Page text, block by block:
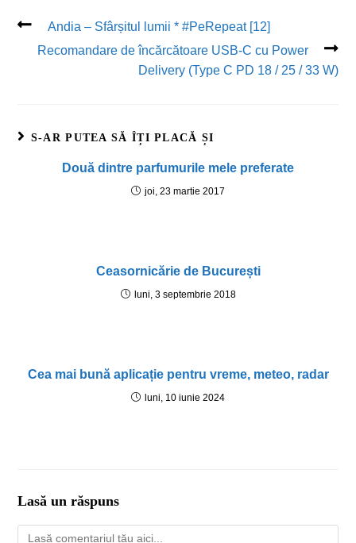
Andia – Sfârșitul lumii * #PeRepeat [12]
Recomandare de încărcătoare USB-C cu Power
Delivery (Type C PD 18 / 25 / 33 W)
S-AR PUTEA SĂ ÎȚI PLACĂ ȘI
Două dintre parfumurile mele preferate
joi, 23 martie 2017
Ceasornicărie de București
luni, 3 septembrie 2018
Cea mai bună aplicație pentru vreme, meteo, radar
luni, 10 iunie 2024
Lasă un răspuns